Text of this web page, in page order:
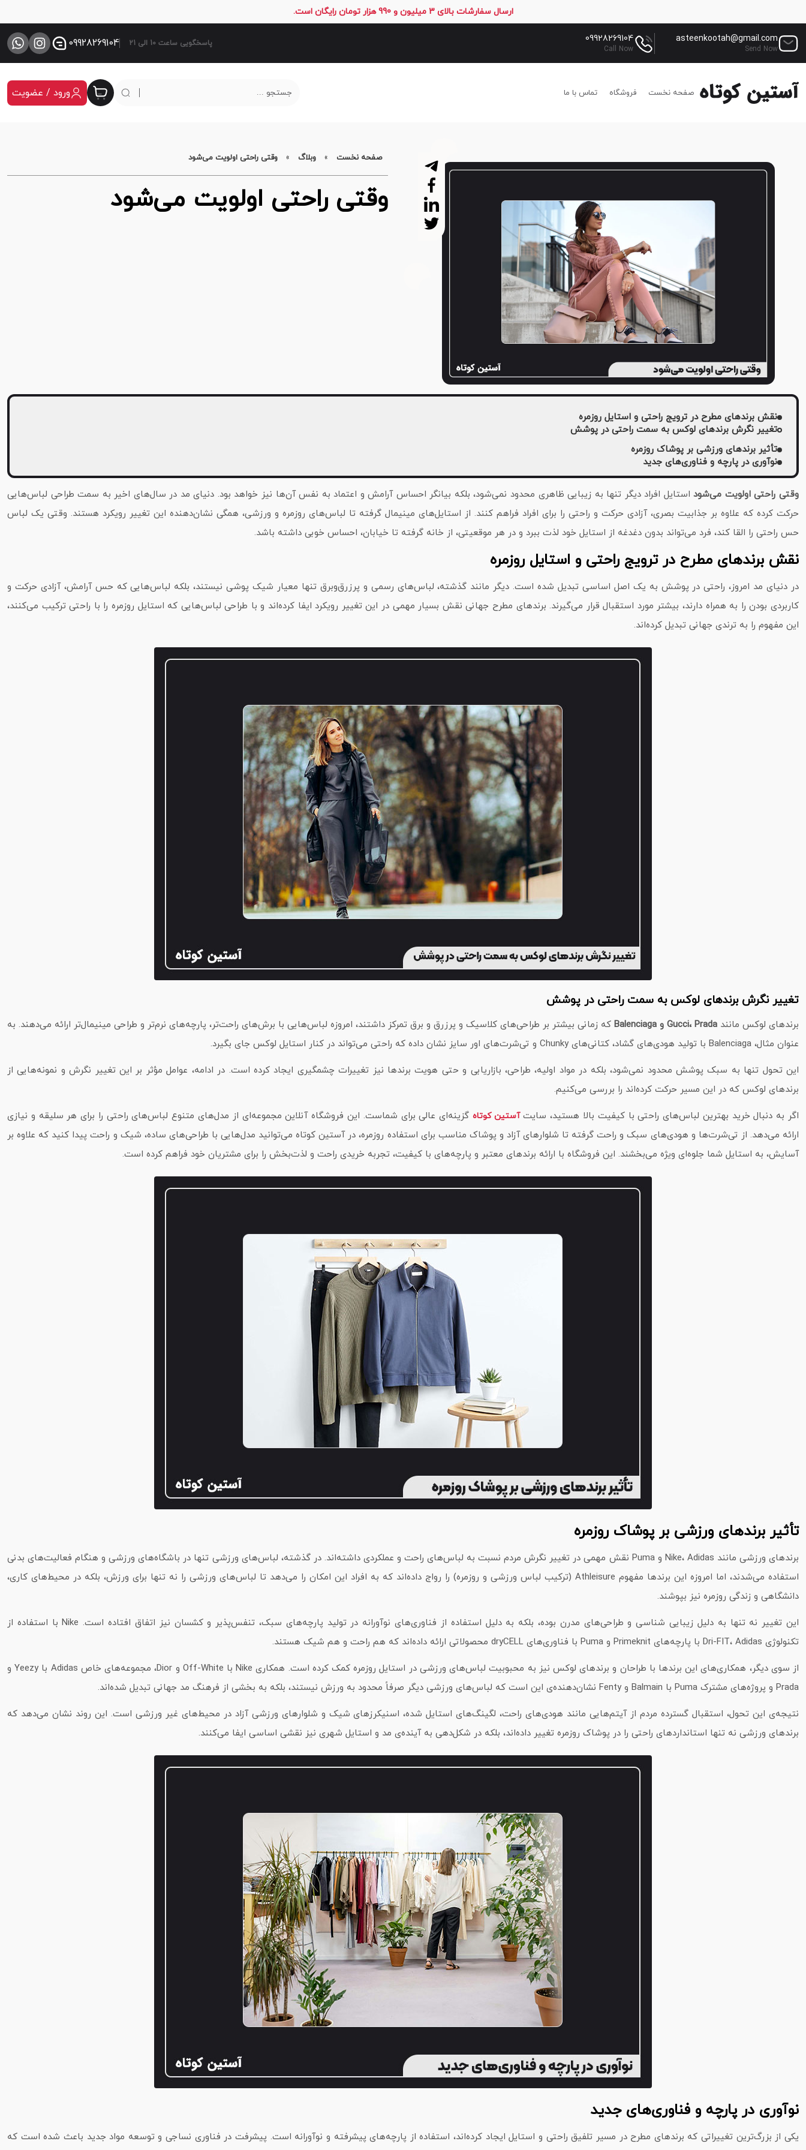
ارسال سفارشات بالای 3 میلیون و 990 هزار تومان رایگان است.
asteenkootah@gmail.com
Send Now
09928269104
Call Now
09928269104 پاسخگویی ساعت 10 الی 21
صفحه نخست فروشگاه تماس با ما ورود / عضویت
صفحه نخست » وبلاگ » وقتی راحتی اولویت می‌شود
وقتی راحتی اولویت می‌شود
نقش برندهای مطرح در ترویج راحتی و استایل روزمره
تغییر نگرش برندهای لوکس به سمت راحتی در پوشش
تأثیر برندهای ورزشی بر پوشاک روزمره
نوآوری در پارچه و فناوری‌های جدید
وقتی راحتی اولویت می‌شوداستایل افراد دیگر تنها به زیبایی ظاهری محدود نمی‌شود، بلکه بیانگر احساس آرامش و اعتماد به‌ نفس آن‌ها نیز خواهد بود. دنیای مد در سال‌های اخیر به سمت طراحی لباس‌هایی
حرکت کرده که علاوه بر جذابیت بصری، آزادی حرکت و راحتی را برای افراد فراهم کنند. از استایل‌های مینیمال گرفته تا لباس‌های روزمره و ورزشی، همگی نشان‌دهنده این تغییر رویکرد هستند. وقتی یک لباس
حس راحتی را القا کند، فرد می‌تواند بدون دغدغه از استایل خود لذت ببرد و در هر موقعیتی، از خانه گرفته تا خیابان، احساس خوبی داشته باشد.
نقش برندهای مطرح در ترویج راحتی و استایل روزمره
در دنیای مد امروز، راحتی در پوشش به یک اصل اساسی تبدیل شده است. دیگر مانند گذشته، لباس‌های رسمی و پرزرق‌وبرق تنها معیار شیک‌ پوشی نیستند، بلکه لباس‌هایی که حس آرامش، آزادی حرکت و
کاربردی بودن را به همراه دارند، بیشتر مورد استقبال قرار می‌گیرند. برندهای مطرح جهانی نقش بسیار مهمی در این تغییر رویکرد ایفا کرده‌اند و با طراحی لباس‌هایی که استایل روزمره را با راحتی ترکیب می‌کنند،
این مفهوم را به ترندی جهانی تبدیل کرده‌اند.
تغییر نگرش برندهای لوکس به سمت راحتی در پوشش
برندهای لوکس مانند Gucci، Prada و Balenciaga
که زمانی بیشتر بر طراحی‌های کلاسیک و پرزرق‌ و برق تمرکز داشتند، امروزه لباس‌هایی با برش‌های راحت‌تر، پارچه‌های نرم‌تر و طراحی مینیمال‌تر ارائه می‌دهند. به
عنوان مثال، Balenciaga با تولید هودی‌های گشاد، کتانی‌های Chunky و تی‌شرت‌های اور سایز نشان داده که راحتی می‌تواند در کنار استایل لوکس جای بگیرد.
این تحول تنها به سبک پوشش محدود نمی‌شود، بلکه در مواد اولیه، طراحی، بازاریابی و حتی هویت برندها نیز تغییرات چشمگیری ایجاد کرده است. در ادامه، عوامل مؤثر بر این تغییر نگرش و نمونه‌هایی از
برندهای لوکس که در این مسیر حرکت کرده‌اند را بررسی می‌کنیم.
اگر به دنبال خرید بهترین لباس‌های راحتی با کیفیت بالا هستید، سایتآستین کوتاه گزینه‌ای عالی برای شماست. این فروشگاه آنلاین مجموعه‌ای از مدل‌های متنوع لباس‌های راحتی را برای هر سلیقه و نیازی
ارائه می‌دهد. از تی‌شرت‌ها و هودی‌های سبک و راحت گرفته تا شلوارهای آزاد و پوشاک مناسب برای استفاده روزمره، در آستین کوتاه می‌توانید مدل‌هایی با طراحی‌های ساده، شیک و راحت پیدا کنید که علاوه بر
آسایش، به استایل شما جلوه‌ای ویژه می‌بخشند. این فروشگاه با ارائه برندهای معتبر و پارچه‌های با کیفیت، تجربه خریدی راحت و لذت‌بخش را برای مشتریان خود فراهم کرده است.
تأثیر برندهای ورزشی بر پوشاک روزمره
برندهای ورزشی مانند Nike، Adidas و Puma نقش مهمی در تغییر نگرش مردم نسبت به لباس‌های راحت و عملکردی داشته‌اند. در گذشته، لباس‌های ورزشی تنها در باشگاه‌های ورزشی و هنگام فعالیت‌های بدنی
استفاده می‌شدند، اما امروزه این برندها مفهوم Athleisure (ترکیب لباس ورزشی و روزمره) را رواج داده‌اند که به افراد این امکان را می‌دهد تا لباس‌های ورزشی را نه‌ تنها برای ورزش، بلکه در محیط‌های کاری،
دانشگاهی و زندگی روزمره نیز بپوشند.
این تغییر نه‌ تنها به دلیل زیبایی‌ شناسی و طراحی‌های مدرن بوده، بلکه به دلیل استفاده از فناوری‌های نوآورانه در تولید پارچه‌های سبک، تنفس‌پذیر و کشسان نیز اتفاق افتاده است. Nike با استفاده از
تکنولوژی Dri-FIT، Adidas با پارچه‌های Primeknit و Puma با فناوری‌های dryCELL محصولاتی ارائه داده‌اند که هم راحت و هم شیک هستند.
از سوی دیگر، همکاری‌های این برندها با طراحان و برندهای لوکس نیز به محبوبیت لباس‌های ورزشی در استایل روزمره کمک کرده است. همکاری Nike با Off-White و Dior، مجموعه‌های خاص Adidas با Yeezy و
Prada و پروژه‌های مشترک Puma با Balmain و Fenty نشان‌دهنده‌ی این است که لباس‌های ورزشی دیگر صرفاً محدود به ورزش نیستند، بلکه به بخشی از فرهنگ مد جهانی تبدیل شده‌اند.
نتیجه‌ی این تحول، استقبال گسترده مردم از آیتم‌هایی مانند هودی‌های راحت، لگینگ‌های استایل شده، اسنیکرزهای شیک و شلوارهای ورزشی آزاد در محیط‌های غیر ورزشی است. این روند نشان می‌دهد که
برندهای ورزشی نه‌ تنها استانداردهای راحتی را در پوشاک روزمره تغییر داده‌اند، بلکه در شکل‌دهی به آینده‌ی مد و استایل شهری نیز نقشی اساسی ایفا می‌کنند.
نوآوری در پارچه و فناوری‌های جدید
یکی از بزرگ‌ترین تغییراتی که برندهای مطرح در مسیر تلفیق راحتی و استایل ایجاد کرده‌اند، استفاده از پارچه‌های پیشرفته و نوآورانه است. پیشرفت در فناوری نساجی و توسعه مواد جدید باعث شده است که